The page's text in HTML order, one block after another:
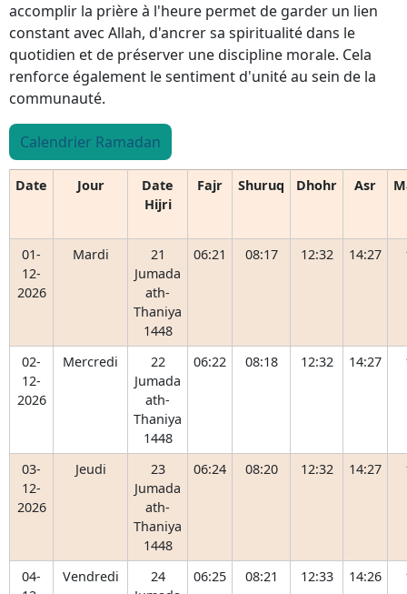
accomplir la prière à l'heure permet de garder un lien
constant avec Allah, d'ancrer sa spiritualité dans le
quotidien et de préserver une discipline morale. Cela
renforce également le sentiment d'unité au sein de la
communauté.
Calendrier Ramadan
Date Jour
Date
Hijri
Fajr Shuruq Dhohr Asr
01-
12-
2026
Mardi
21
Jumada
ath-
Thaniya
1448
06:21 08:17 12:32 14:27
02-
12-
2026
Mercredi
22
Jumada
ath-
Thaniya
1448
06:22 08:18 12:32 14:27
03-
12-
2026
Jeudi
23
Jumada
ath-
Thaniya
1448
06:24 08:20 12:32 14:27
04-
Vendredi
24
06:25 08:21 12:33 14:26